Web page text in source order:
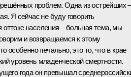
проблем. Одна из острейших –
Я сейчас не буду говорить
населения – больная тема, мы
и возвращаемся к этому
особенно печально, это то, что в крае
уровень младенческой смертности.
года он превышал